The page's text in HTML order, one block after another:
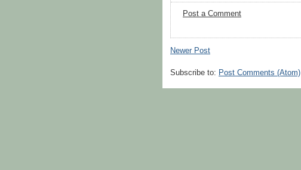
Post a Comment
Newer Post
Subscribe to: Post Comments (Atom)